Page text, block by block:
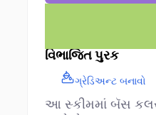
વિભાજિત પુરક
ગ્રેડિઅન્ટ બનાવો
આ સ્કીમમાં બૅસ કલર